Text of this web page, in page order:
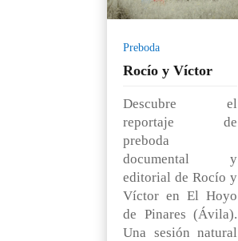
Preboda
Rocío y Víctor
Descubre el
reportaje de
preboda
documental y
editorial de Rocío y
Víctor en El Hoyo
de Pinares (Ávila).
Una sesión natural